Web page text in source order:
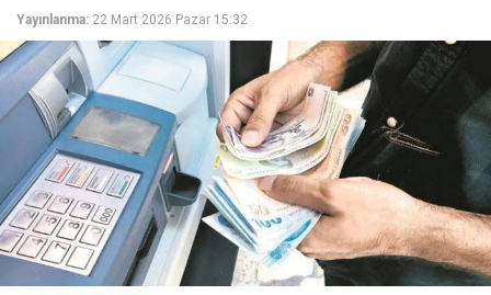
Yayınlanma: 22 Mart 2026 Pazar 15:32